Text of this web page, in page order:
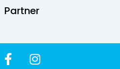
Partner